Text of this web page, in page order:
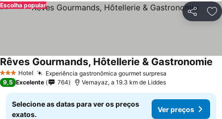
Partilhar
Escolha popular
3 EstrelasHotel Experiência gastronômica gourmet surpresa
Rêves Gourmands, Hôtellerie & Gastronomie
9,5 Excelente 764 Vernayaz, a 19.3 km de Liddes
Selecione as datas para ver os preços
exatos.
Ver preços